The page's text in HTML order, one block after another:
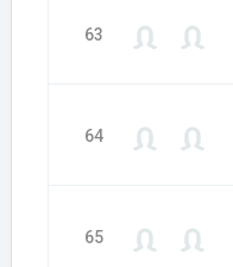
63
64
65